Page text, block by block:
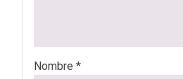
Nombre *